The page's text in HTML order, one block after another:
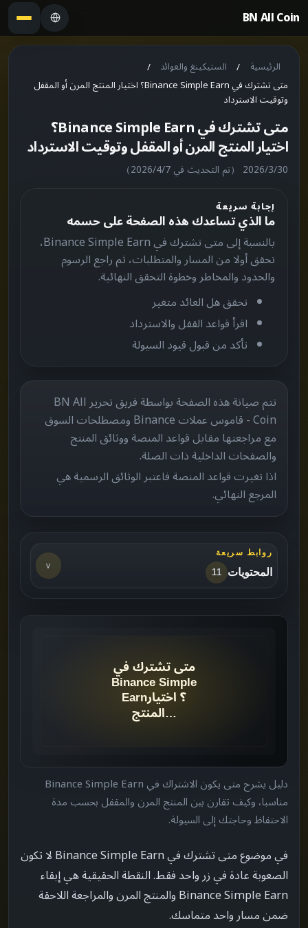
BN All Coin
الرئيسية / الستيكينغ والعوائد /
متى تشترك في Binance Simple Earn؟ اختيار المنتج المرن أو المقفل
وتوقيت الاسترداد
متى تشترك في Binance Simple Earn؟
اختيار المنتج المرن أو المقفل وتوقيت الاسترداد
30‏/3‏/2026 （تم التحديث في 7‏/4‏/2026）
إجابة سريعة
ما الذي تساعدك هذه الصفحة على حسمه
بالنسبة إلى متى تشترك في Binance Simple Earn،
تحقق أولا من المسار والمتطلبات، ثم راجع الرسوم
والحدود والمخاطر وخطوة التحقق النهائية.
تحقق هل العائد متغير
اقرأ قواعد القفل والاسترداد
تأكد من قبول قيود السيولة
تتم صيانة هذه الصفحة بواسطة فريق تحرير BN All
Coin - قاموس عملات Binance ومصطلحات السوق
مع مراجعتها مقابل قواعد المنصة ووثائق المنتج
والصفحات الداخلية ذات الصلة.
اذا تغيرت قواعد المنصة فاعتبر الوثائق الرسمية هي
المرجع النهائي.
روابط سريعة
المحتويات 11
v
لمن هذه الصفحة ->
راجع وقت بدء العائد ->
افهم آلية الاسترداد
أكد القرار بعد قراءة الشروط ->
كيفية مراجعة النتيجة ->
دليل يشرح متى يكون الاشتراك في Binance Simple Earn
مناسبا، وكيف تقارن بين المنتج المرن والمقفل بحسب مدة
الاحتفاظ وحاجتك إلى السيولة.
في موضوع متى تشترك في Binance Simple Earn لا تكون
الصعوبة عادة في زر واحد فقط. النقطة الحقيقية هي إبقاء
Binance Simple Earn والمنتج المرن والمراجعة اللاحقة
ضمن مسار واحد متماسك.